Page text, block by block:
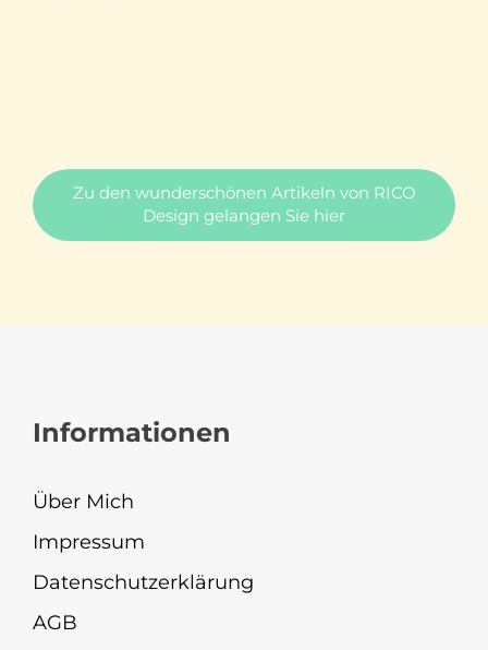
Zu den wunderschönen Artikeln von RICO
Design gelangen Sie hier
Informationen
Über Mich
Impressum
Datenschutzerklärung
AGB